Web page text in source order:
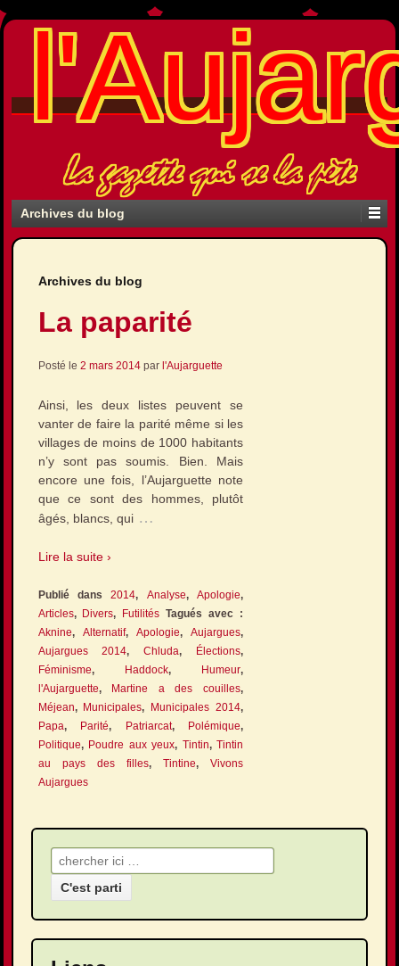
La gazette qui se la pète
Archives du blog
Archives du blog
La paparité
Posté le 2 mars 2014par l'Aujarguette
Ainsi, les deux listes peuvent se
vanter de faire la parité même si les
villages de moins de 1000 habitants
n’y sont pas soumis. Bien. Mais
encore une fois, l’Aujarguette note
que ce sont des hommes, plutôt
âgés, blancs, qui …
Lire la suite ›
Publié dans2014, Analyse,Apologie,
Articles, Divers, Futilités Tagués avec :
Aknine, Alternatif, Apologie,Aujargues,
Aujargues 2014,Chluda, Élections,
Féminisme, Haddock, Humeur,
l'Aujarguette, Martine a des couilles,
Méjean, Municipales, Municipales 2014,
Papa, Parité, Patriarcat, Polémique,
Politique, Poudre aux yeux, Tintin,Tintin
au pays des filles,Tintine,Vivons
Aujargues
Recherche pour: